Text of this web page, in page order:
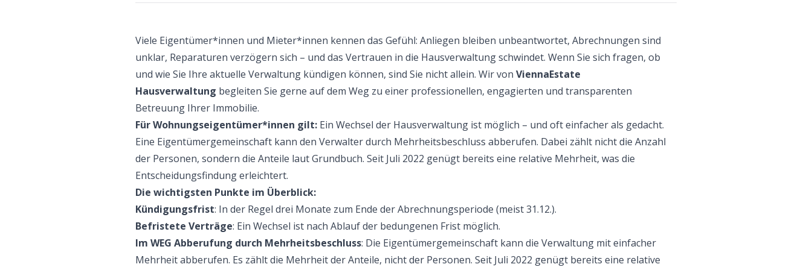
Viele Eigentümer*innen und Mieter*innen kennen das Gefühl: Anliegen bleiben unbeantwortet, Abrechnungen sind
unklar, Reparaturen verzögern sich – und das Vertrauen in die Hausverwaltung schwindet. Wenn Sie sich fragen, ob
und wie Sie Ihre aktuelle Verwaltung kündigen können, sind Sie nicht allein. Wir von ViennaEstate
Hausverwaltung begleiten Sie gerne auf dem Weg zu einer professionellen, engagierten und transparenten
Betreuung Ihrer Immobilie.
Für Wohnungseigentümer*innen gilt: Ein Wechsel der Hausverwaltung ist möglich – und oft einfacher als gedacht.
Eine Eigentümergemeinschaft kann den Verwalter durch Mehrheitsbeschluss abberufen. Dabei zählt nicht die Anzahl
der Personen, sondern die Anteile laut Grundbuch. Seit Juli 2022 genügt bereits eine relative Mehrheit, was die
Entscheidungsfindung erleichtert.
Die wichtigsten Punkte im Überblick:
Kündigungsfrist: In der Regel drei Monate zum Ende der Abrechnungsperiode (meist 31.12.).
Befristete Verträge: Ein Wechsel ist nach Ablauf der bedungenen Frist möglich.
Im WEG Abberufung durch Mehrheitsbeschluss: Die Eigentümergemeinschaft kann die Verwaltung mit einfacher
Mehrheit abberufen. Es zählt die Mehrheit der Anteile, nicht der Personen. Seit Juli 2022 genügt bereits eine relative